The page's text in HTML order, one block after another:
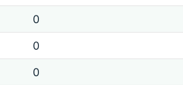
0
0
0